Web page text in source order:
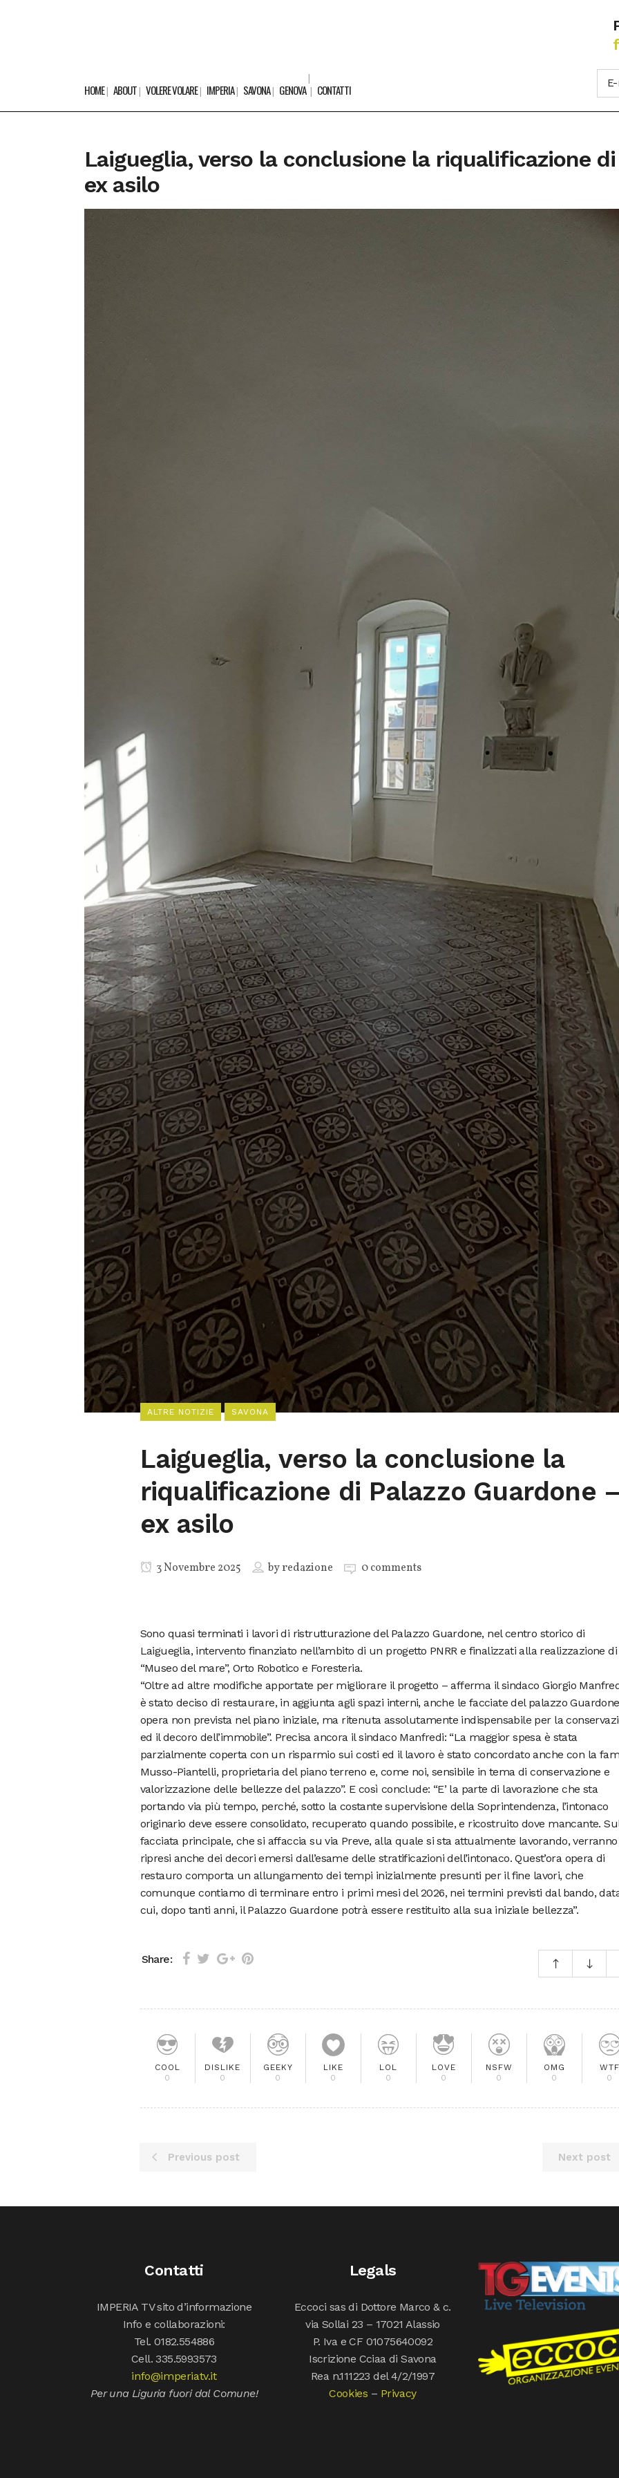
HOME ABOUT VOLERE VOLARE IMPERIA SAVONA GENOVA CONTATTI
Laigueglia, verso la conclusione la riqualificazione
ex asilo
ALTRE NOTIZIE SAVONA
Laigueglia, verso la conclusione la
riqualificazione di Palazzo Guardone
ex asilo
3 Novembre 2025 byredazione 0 comments
Sono quasi terminati i lavori di ristrutturazione del Palazzo Guardone, nel centro storico di
Laigueglia, intervento finanziato nell’ambito di un progetto PNRR e finalizzati alla realizzazione di
“Museo del mare”, Orto Robotico e Foresteria.
“Oltre ad altre modifiche apportate per migliorare il progetto – afferma il sindaco Giorgio
è stato deciso di restaurare, in aggiunta agli spazi interni, anche le facciate del palazzo
opera non prevista nel piano iniziale, ma ritenuta assolutamente indispensabile per la
ed il decoro dell’immobile”. Precisa ancora il sindaco Manfredi: “La maggior spesa è stata
parzialmente coperta con un risparmio sui costi ed il lavoro è stato concordato anche con la
Musso-Piantelli, proprietaria del piano terreno e, come noi, sensibile in tema di conservazione e
valorizzazione delle bellezze del palazzo”. E così conclude: “E’ la parte di lavorazione che sta
portando via più tempo, perché, sotto la costante supervisione della Soprintendenza, l’intonaco
originario deve essere consolidato, recuperato quando possibile, e ricostruito dove mancante.
facciata principale, che si affaccia su via Preve, alla quale si sta attualmente lavorando, verranno
ripresi anche dei decori emersi dall’esame delle stratificazioni dell’intonaco. Quest’ora opera di
restauro comporta un allungamento dei tempi inizialmente presunti per il fine lavori, che
comunque contiamo di terminare entro i primi mesi del 2026, nei termini previsti dal bando,
cui, dopo tanti anni, il Palazzo Guardone potrà essere restituito alla sua iniziale bellezza”.
Share:
COOL
0
DISLIKE
0
GEEKY
0
LIKE
0
LOL
0
LOVE
0
NSFW
0
OMG
0
WTF
0
Previous post Next post
Contatti
IMPERIA TV sito d’informazione
Info e collaborazioni:
Tel. 0182.554886
Cell. 335.5993573
info@imperiatv.it
Per una Liguria fuori dal Comune!
Legals
Eccoci sas di Dottore Marco & c.
via Sollai 23 – 17021 Alassio
P. Iva e CF 01075640092
Iscrizione Cciaa di Savona
Rea n.111223 del 4/2/1997
Cookies – Privacy